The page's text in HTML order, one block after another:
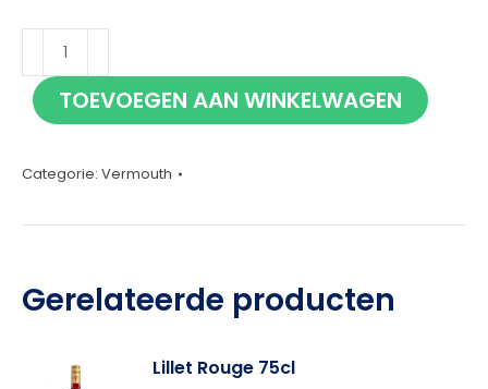
e
Mes
aantal
TOEVOEGEN AAN WINKELWAGEN
Categorie: Vermouth
Gerelateerde producten
Lillet Rouge 75cl